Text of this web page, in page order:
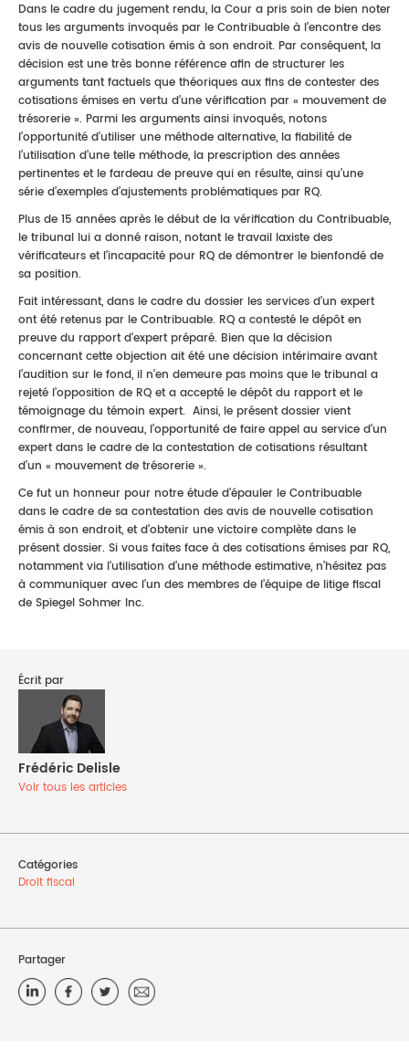
Dans le cadre du jugement rendu, la Cour a pris soin de bien noter
tous les arguments invoqués par le Contribuable à l’encontre des
avis de nouvelle cotisation émis à son endroit. Par conséquent, la
décision est une très bonne référence afin de structurer les
arguments tant factuels que théoriques aux fins de contester des
cotisations émises en vertu d’une vérification par « mouvement de
trésorerie ». Parmi les arguments ainsi invoqués, notons
l’opportunité d’utiliser une méthode alternative, la fiabilité de
l’utilisation d’une telle méthode, la prescription des années
pertinentes et le fardeau de preuve qui en résulte, ainsi qu’une
série d’exemples d’ajustements problématiques par RQ.
Plus de 15 années après le début de la vérification du Contribuable,
le tribunal lui a donné raison, notant le travail laxiste des
vérificateurs et l’incapacité pour RQ de démontrer le bienfondé de
sa position.
Fait intéressant, dans le cadre du dossier les services d’un expert
ont été retenus par le Contribuable. RQ a contesté le dépôt en
preuve du rapport d’expert préparé. Bien que la décision
concernant cette objection ait été une décision intérimaire avant
l’audition sur le fond, il n’en demeure pas moins que le tribunal a
rejeté l’opposition de RQ et a accepté le dépôt du rapport et le
témoignage du témoin expert. Ainsi, le présent dossier vient
confirmer, de nouveau, l’opportunité de faire appel au service d’un
expert dans le cadre de la contestation de cotisations résultant
d’un « mouvement de trésorerie ».
Ce fut un honneur pour notre étude d’épauler le Contribuable
dans le cadre de sa contestation des avis de nouvelle cotisation
émis à son endroit, et d’obtenir une victoire complète dans le
présent dossier. Si vous faites face à des cotisations émises par RQ,
notamment via l’utilisation d’une méthode estimative, n’hésitez pas
à communiquer avec l’un des membres de l’équipe de litige fiscal
de Spiegel Sohmer Inc.
Écrit par
Frédéric Delisle
Voir tous les articles
Catégories
Droit fiscal
Partager